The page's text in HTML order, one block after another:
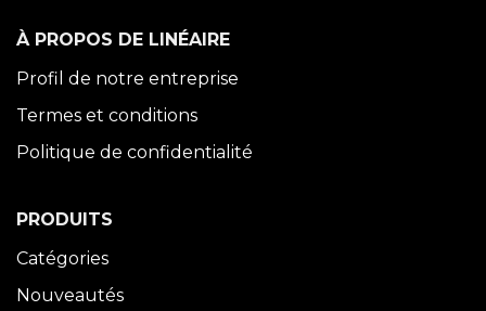
À PROPOS DE LINÉAIRE
Profil de notre entreprise
Termes et conditions
Politique de confidentialité
PRODUITS
Catégories
Nouveautés